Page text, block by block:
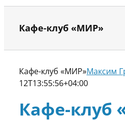
СТУДЕНТУ
НОВОСТИ
РЕЗУЛЬТАТ ПОИСКА:
Кафе-клуб «МИР»
Кафе-клуб «МИР»Максим
12T13:55:56+04:00
Кафе-клуб